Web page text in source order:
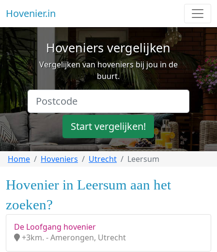
Hovenier.in
Hoveniers vergelijken
Vergelijken van hoveniers bij jou in de
buurt.
Start vergelijken!
Home Hoveniers Utrecht Leersum
Hovenier in Leersum aan het
zoeken?
De Loofgang hovenier
+3km. - Amerongen, Utrecht